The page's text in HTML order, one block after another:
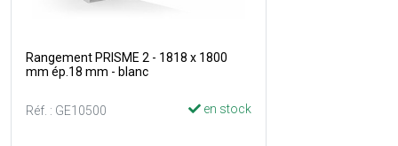
Rangement PRISME 2 - 1818 x 1800
mm ép.18 mm - blanc
Réf. : GE10500 en stock